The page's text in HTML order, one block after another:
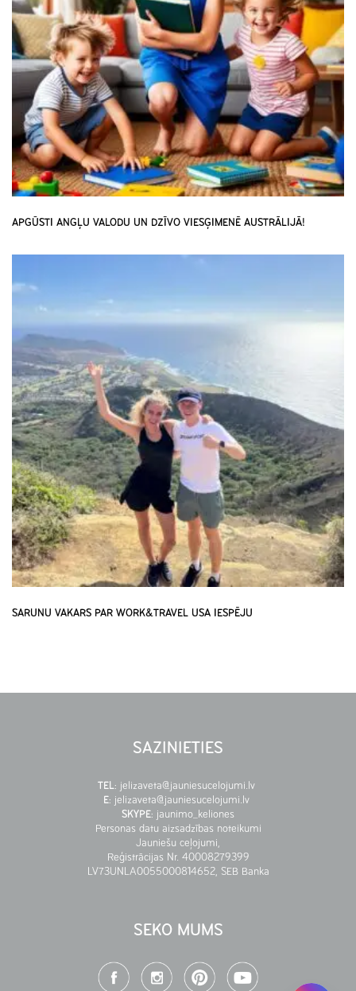
APGŪSTI ANGĻU VALODU UN DZĪVO VIESĢIMENĒ AUSTRĀLIJĀ!
SARUNU VAKARS PAR WORK&TRAVEL USA IESPĒJU
SAZINIETIES
TEL: jelizaveta@jauniesucelojumi.lv
E: jelizaveta@jauniesucelojumi.lv
SKYPE: jaunimo_keliones
Personas datu aizsadzības noteikumi
Jauniešu ceļojumi,
Reģistrācijas Nr. 40008279399
LV73UNLA0055000814652, SEB Banka
SEKO MUMS